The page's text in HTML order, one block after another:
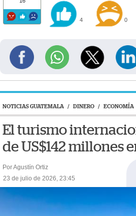
4 0
NOTICIAS GUATEMALA / DINERO / ECONOMÍA
El turismo
de US$142 millones
Por Agustín Ortiz
23 de julio de 2026, 23:45